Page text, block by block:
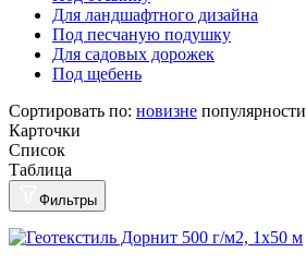
Для ландшафтного дизайна
Под песчаную подушку
Для садовых дорожек
Под щебень
Сортировать по: новизне популярности
Карточки
Список
Таблица
Фильтры